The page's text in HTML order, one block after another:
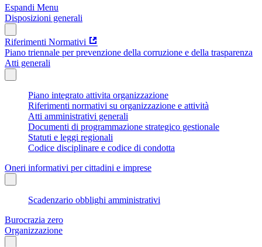
Espandi Menu
Disposizioni generali
Riferimenti Normativi
Piano triennale per prevenzione della corruzione e della trasparenza
Atti generali
Piano integrato attivita organizzazione
Riferimenti normativi su organizzazione e attività
Atti amministrativi generali
Documenti di programmazione strategico gestionale
Statuti e leggi regionali
Codice disciplinare e codice di condotta
Oneri informativi per cittadini e imprese
Scadenzario obblighi amministrativi
Burocrazia zero
Organizzazione